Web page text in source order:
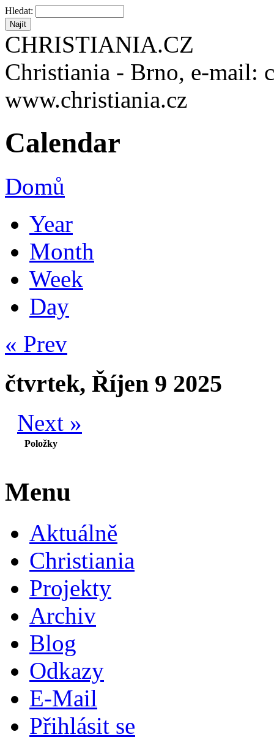
Hledat:
CHRISTIANIA.CZ
Christiania - Brno, e-mail:
www.christiania.cz
Calendar
Domů
Year
Month
Week
Day
« Prev
čtvrtek, Říjen 9 2025
Next »
Položky
Menu
Aktuálně
Christiania
Projekty
Archiv
Blog
Odkazy
E-Mail
Přihlásit se